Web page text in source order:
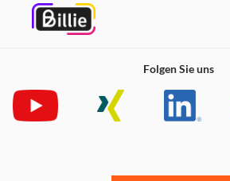
Folgen Sie uns